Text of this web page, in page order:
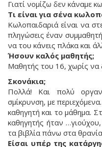
Γιατί νομίζω δεν κάναμε
Τι είναι για σένα
Κωλοπαιδαριά είναι να
πληγώσεις έναν
να του κάνεις πλάκα και
Ήσουν καλός μαθητής;
Μαθητής του 16, χωρίς να
Σκονάκια;
Πολλά! Και πολύ
σμίκρυνση, με
καθηγητή και το μάθημα.
καθηγητής ήταν
τα βιβλία πάνω στα
Είσαι υπέρ της